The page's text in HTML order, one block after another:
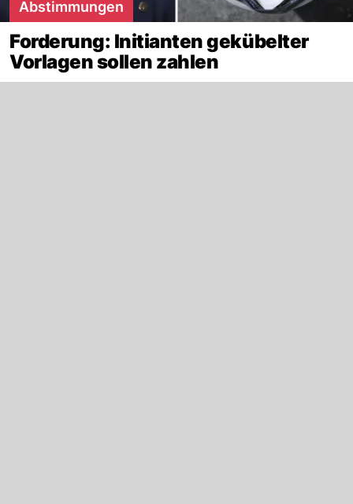
Abstimmungen
Forderung: Initianten gekübelter
Vorlagen sollen zahlen